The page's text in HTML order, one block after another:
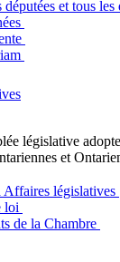
députées et tous les
législative
et
Affaires législatives
loi
de la Chambre